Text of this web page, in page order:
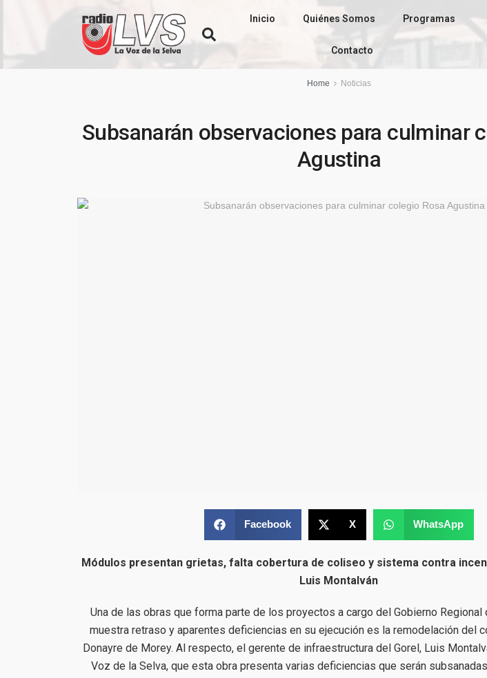
Inicio Quiénes Somos Programas
Contacto
Home Noticias
Subsanarán observaciones para culminar
Agustina
Facebook X WhatsApp
Módulos presentan grietas, falta cobertura de coliseo y sistema contra
Luis Montalván
Una de las obras que forma parte de los proyectos a cargo del Gobierno Regional
muestra retraso y aparentes deficiencias en su ejecución es la remodelación del
Donayre de Morey. Al respecto, el gerente de infraestructura del Gorel, Luis
Voz de la Selva, que esta obra presenta varias deficiencias que serán